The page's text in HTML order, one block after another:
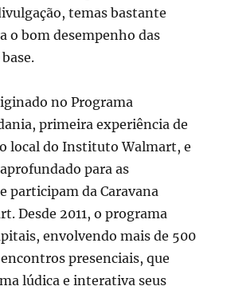
temas bastante
o bom desempenho das
no Programa
primeira experiência de
local do Instituto Walmart, e
para as
participam da Caravana
Desde 2011, o programa
envolvendo mais de 500
presenciais, que
lúdica e interativa seus